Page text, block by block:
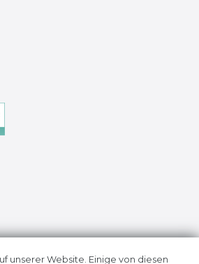
Daten­schutz­erklärung
unserer Website. Einige von diesen